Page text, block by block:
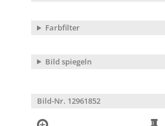
Farbfilter
Bild spiegeln
Bild-Nr. 12961852